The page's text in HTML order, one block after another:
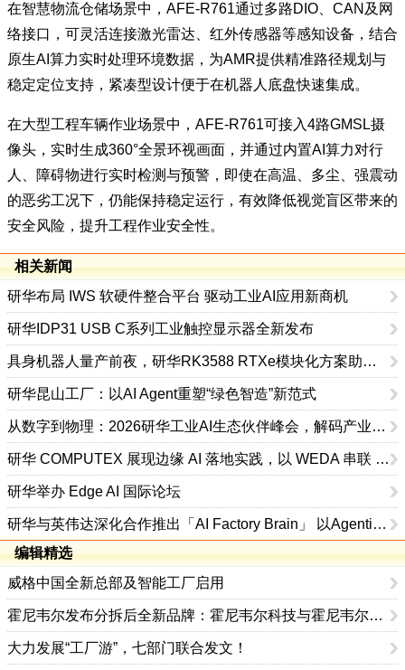
在智慧物流仓储场景中，AFE-R761通过多路DIO、CAN及网
络接口，可灵活连接激光雷达、红外传感器等感知设备，结合
原生AI算力实时处理环境数据，为AMR提供精准路径规划与
稳定定位支持，紧凑型设计便于在机器人底盘快速集成。
在大型工程车辆作业场景中，AFE-R761可接入4路GMSL摄
像头，实时生成360°全景环视画面，并通过内置AI算力对行
人、障碍物进行实时检测与预警，即使在高温、多尘、强震动
的恶劣工况下，仍能保持稳定运行，有效降低视觉盲区带来的
安全风险，提升工程作业安全性。
相关新闻
研华布局 IWS 软硬件整合平台 驱动工业AI应用新商机
研华IDP31 USB C系列工业触控显示器全新发布
具身机器人量产前夜，研华RK3588 RTXe模块化方案助力“小脑”成本优化
研华昆山工厂：以AI Agent重塑“绿色智造”新范式
从数字到物理：2026研华工业AI生态伙伴峰会，解码产业规模化落地之道
研华 COMPUTEX 展现边缘 AI 落地实践，以 WEDA 串联 AI Agent 加速跨行业应用
研华举办 Edge AI 国际论坛
研华与英伟达深化合作推出「AI Factory Brain」 以Agentic AI串联全厂智慧决策
编辑精选
威格中国全新总部及智能工厂启用
霍尼韦尔发布分拆后全新品牌：霍尼韦尔科技与霍尼韦尔航空航天
大力发展“工厂游”，七部门联合发文！